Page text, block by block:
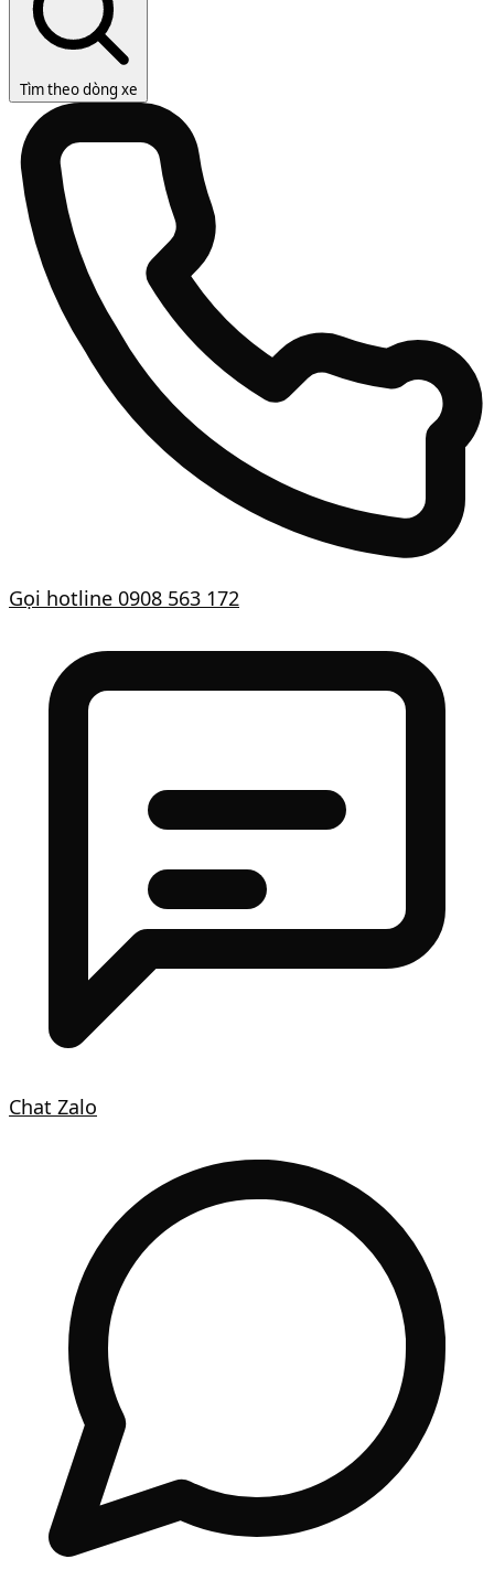
Tìm theo dòng xe
Gọi hotline 0908 563 172
Chat Zalo